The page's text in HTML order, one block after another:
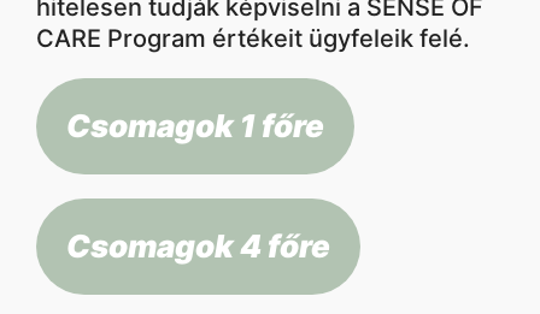
hitelesen tudják képviselni a SENSE OF
CARE Program értékeit ügyfeleik felé.
Csomagok 1 főre
Csomagok 4 főre